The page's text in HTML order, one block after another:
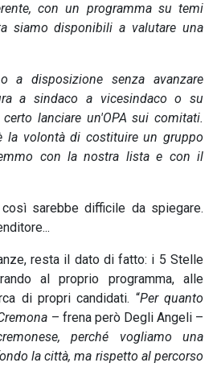
con un programma su temi
siamo disponibili a valutare una
a disposizione senza avanzare
a sindaco a vicesindaco o su
lanciare un'OPA sui comitati.
la volontà di costituire un gruppo
con la nostra lista e con il
sarebbe difficile da spiegare.
resta il dato di fatto: i 5 Stelle
al proprio programma, alle
di propri candidati. “Per quanto
– frena però Degli Angeli –
perché vogliamo una
la città, ma rispetto al percorso